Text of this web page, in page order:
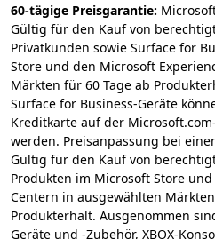
60-tägige Preisgarantie:
Gültig für den Kauf von
Privatkunden sowie Surface for
Store und den Microsoft
Märkten für 60 Tage ab
Surface for Business-Geräte
Kreditkarte auf der
werden. Preisanpassung bei
Gültig für den Kauf von
Produkten im Microsoft Store
Centern in ausgewählten
Produkterhalt. Ausgenommen
Geräte und -Zubehör, XBOX-